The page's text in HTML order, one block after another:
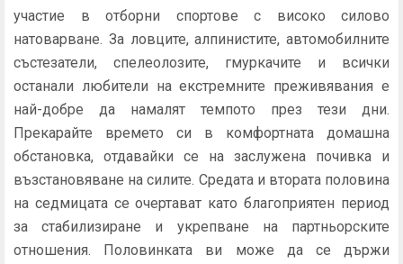
участие в отборни спортове с високо силово
натоварване. За ловците, алпинистите, автомобилните
състезатели, спелеолозите, гмуркачите и всички
останали любители на екстремните преживявания е
най-добре да намалят темпото през тези дни.
Прекарайте времето си в комфортната домашна
обстановка, отдавайки се на заслужена почивка и
възстановяване на силите. Средата и втората половина
на седмицата се очертават като благоприятен период
за стабилизиране и укрепване на партньорските
отношения. Половинката ви може да се държи